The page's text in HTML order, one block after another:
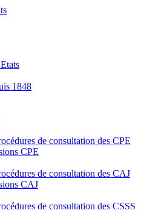
1848
de consultation des CPE
CPE
de consultation des CAJ
CAJ
de consultation des CSSS